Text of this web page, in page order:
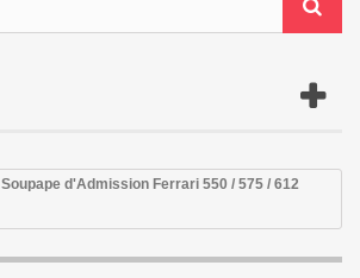
Soupape d'Admission Ferrari 550 / 575 / 612